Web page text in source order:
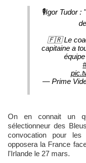
🎙️Igor Tudor :
🇫🇷 Le
capitaine a
— Prime
On en connait un qui suivra attentivement la liste du
sélectionneur des
convocation pour
opposera la France
l'Irlande le 27 mars.